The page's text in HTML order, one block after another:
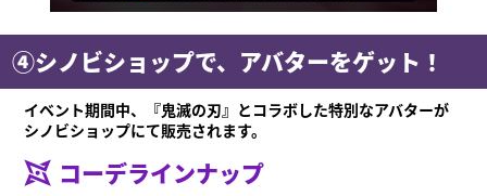
④シノビショップで、アバターをゲット！
イベント期間中、『鬼滅の刃』とコラボした特別なアバターが
シノビショップにて販売されます。
コーデラインナップ